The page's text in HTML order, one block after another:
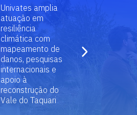
Univates amplia
atuação em
resiliência
climática com
mapeamento de
danos, pesquisas
internacionais e
apoio à
reconstrução do
Vale do Taquari